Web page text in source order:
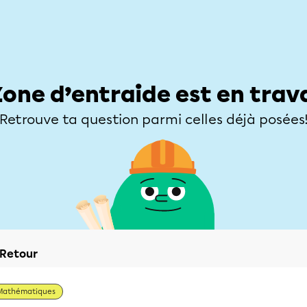
d’entraide est en
Retrouve ta question parmi celles déjà
Retour